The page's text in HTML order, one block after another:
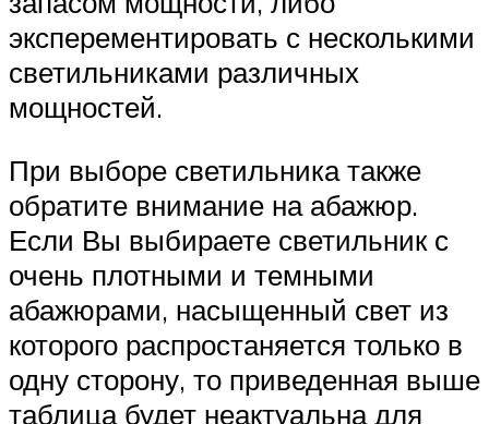
эксперементировать с несколькими
светильниками различных
мощностей.
При выборе светильника также
обратите внимание на абажюр.
Если Вы выбираете светильник с
очень плотными и темными
абажюрами, насыщенный свет из
которого распростаняется только в
одну сторону, то приведенная выше
таблица будет неактуальна для